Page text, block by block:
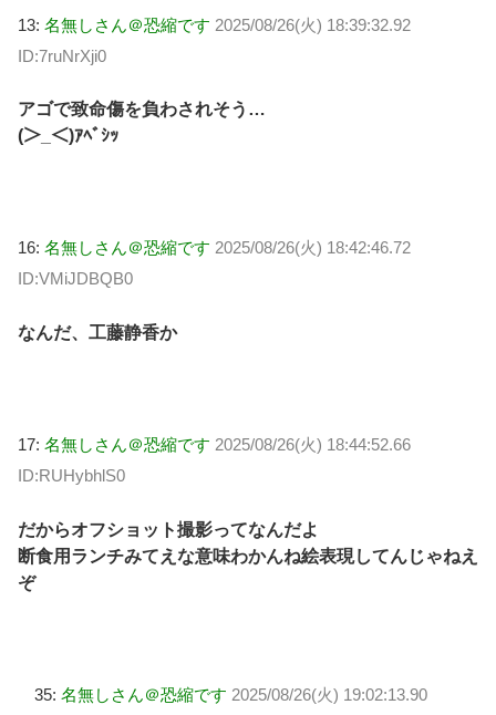
13: 名無しさん＠恐縮です 2025/08/26(火) 18:39:32.92
ID:7ruNrXji0
アゴで致命傷を負わされそう…
(＞_＜)ｱﾍﾞｼｯ
16: 名無しさん＠恐縮です 2025/08/26(火) 18:42:46.72
ID:VMiJDBQB0
なんだ、工藤静香か
17: 名無しさん＠恐縮です 2025/08/26(火) 18:44:52.66
ID:RUHybhlS0
だからオフショット撮影ってなんだよ
断食用ランチみてえな意味わかんね絵表現してんじゃねえ
ぞ
35: 名無しさん＠恐縮です 2025/08/26(火) 19:02:13.90